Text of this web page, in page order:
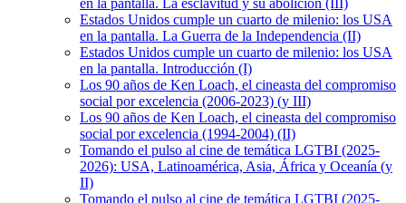
en la pantalla. La esclavitud y su abolición (III)
Estados Unidos cumple un cuarto de milenio: los USA
en la pantalla. La Guerra de la Independencia (II)
Estados Unidos cumple un cuarto de milenio: los USA
en la pantalla. Introducción (I)
Los 90 años de Ken Loach, el cineasta del compromiso
social por excelencia (2006-2023) (y III)
Los 90 años de Ken Loach, el cineasta del compromiso
social por excelencia (1994-2004) (II)
Tomando el pulso al cine de temática LGTBI (2025-
2026): USA, Latinoamérica, Asia, África y Oceanía (y
II)
Tomando el pulso al cine de temática LGTBI (2025-